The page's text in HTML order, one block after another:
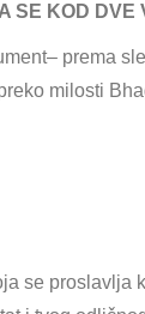
SE KOD
prema
milosti
se